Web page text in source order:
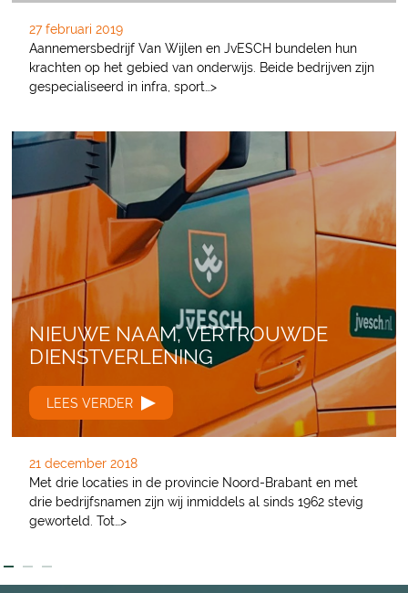
27 februari 2019
Aannemersbedrijf Van Wijlen en JvESCH bundelen hun
krachten op het gebied van onderwijs. Beide bedrijven zijn
gespecialiseerd in infra, sport…>
NIEUWE NAAM, VERTROUWDE
DIENSTVERLENING
LEES VERDER
21 december 2018
Met drie locaties in de provincie Noord-Brabant en met
drie bedrijfsnamen zijn wij inmiddels al sinds 1962 stevig
geworteld. Tot…>